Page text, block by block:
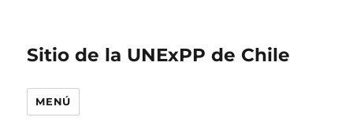
Sitio de la UNExPP de Chile
MENÚ